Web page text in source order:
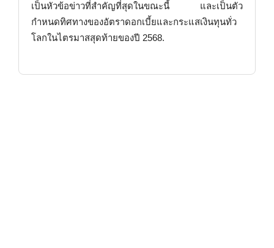
เป็นหัวข้อข่าวที่สำคัญที่สุดในขณะนี้ และเป็นตัว
กำหนดทิศทางของอัตราดอกเบี้ยและกระแสเงินทุนทั่ว
โลกในไตรมาสสุดท้ายของปี 2568.